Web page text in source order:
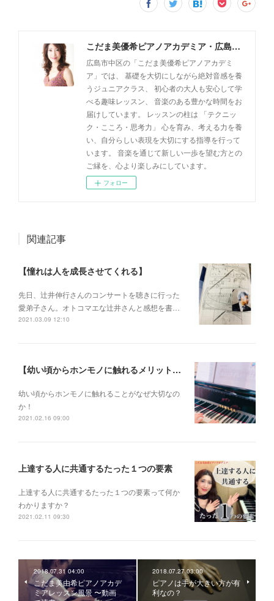
こだま美優希ピアノアカデミア・広島市中区
広島市中区の「こだま美優希ピアノアカデミ
ア」では、 基礎を大切にしながら絶対音感を養
うジュニアクラス、 初心者の大人も安心して学
べる趣味レッスン、 音楽のある豊かな時間をお
届けしています。 レッスンの柱は 「テクニッ
ク・こころ・思考力」 心を育み、考える力を養
い、自分らしい表現を大切にする指導を行って
います。 音楽を通じて新しい一歩を望む方との
ご縁を、心より楽しみにしています。
フォロー
関連記事
【憧れは人を成長させてくれる】
先日、辻井伸行さんのコンサートを 聴きに行った
愛弟子さん。 オトコマエな辻井さんと 感想を書…
2021.03.09 12:10
【幼い頃からホンモノに触れるメリットとは？】
幼い頃からホンモノに 触れることがなぜ大切なの
か！
2021.02.16 09:00
上達する人に共通するたった１つの要素
上達する人に共通するたった１つの要素って何か
わかりますか？
2021.02.11 09:30
2018.07.31 04:00
こだま美由希ピアノアカデ
ミアレッスン風景 〜動画
2018.07.27 03:00
ピアノは手が大きい方が有
利なの？